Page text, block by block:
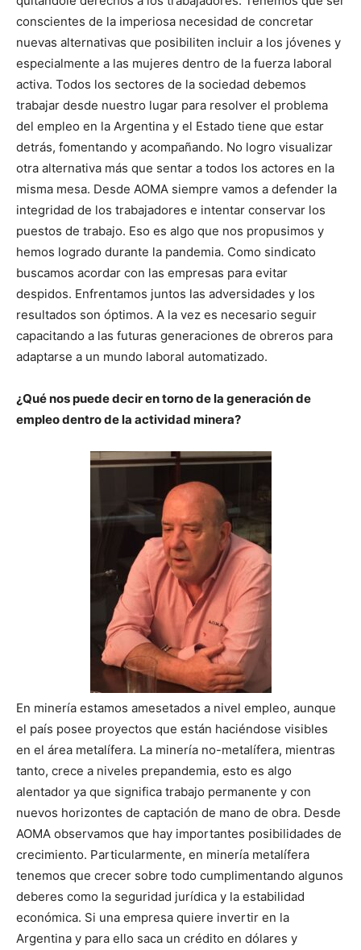
conscientes de la imperiosa necesidad de concretar
nuevas alternativas que posibiliten incluir a los jóvenes y
especialmente a las mujeres dentro de la fuerza laboral
activa. Todos los sectores de la sociedad debemos
trabajar desde nuestro lugar para resolver el problema
del empleo en la Argentina y el Estado tiene que estar
detrás, fomentando y acompañando. No logro visualizar
otra alternativa más que sentar a todos los actores en la
misma mesa. Desde AOMA siempre vamos a defender la
integridad de los trabajadores e intentar conservar los
puestos de trabajo. Eso es algo que nos propusimos y
hemos logrado durante la pandemia. Como sindicato
buscamos acordar con las empresas para evitar
despidos. Enfrentamos juntos las adversidades y los
resultados son óptimos. A la vez es necesario seguir
capacitando a las futuras generaciones de obreros para
adaptarse a un mundo laboral automatizado.
¿Qué nos puede decir en torno de la generación de
empleo dentro de la actividad minera?
En minería estamos amesetados a nivel empleo, aunque
el país posee proyectos que están haciéndose visibles
en el área metalífera. La minería no-metalífera, mientras
tanto, crece a niveles prepandemia, esto es algo
alentador ya que significa trabajo permanente y con
nuevos horizontes de captación de mano de obra. Desde
AOMA observamos que hay importantes posibilidades de
crecimiento. Particularmente, en minería metalífera
tenemos que crecer sobre todo cumplimentando algunos
deberes como la seguridad jurídica y la estabilidad
económica. Si una empresa quiere invertir en la
Argentina y para ello saca un crédito en dólares y